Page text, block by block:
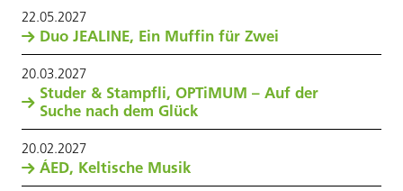
22.05.2027
Duo JEALINE, Ein Muffin für Zwei
20.03.2027
Studer & Stampfli, OPTiMUM – Auf der
Suche nach dem Glück
20.02.2027
ÁED, Keltische Musik